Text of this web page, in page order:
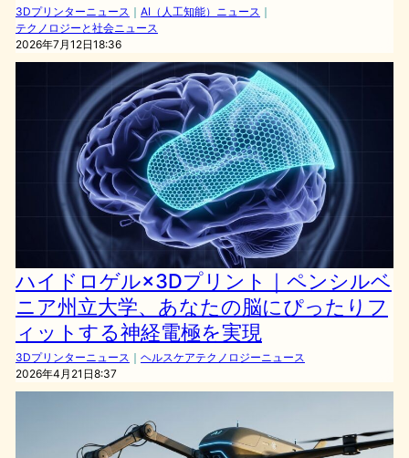
3Dプリンターニュース ｜ AI（人工知能）ニュース ｜
テクノロジーと社会ニュース
2026年7月12日18:36
ハイドロゲル×3Dプリント｜ペンシルベ
ニア州立大学、あなたの脳にぴったりフ
ィットする神経電極を実現
3Dプリンターニュース ｜ ヘルスケアテクノロジーニュース
2026年4月21日8:37